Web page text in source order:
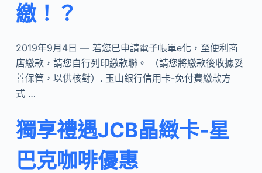
繳！？
2019年9月4日 — 若您已申請電子帳單e化，至便利商
店繳款，請您自行列印繳款聯。 （請您將繳款後收據妥
善保管，以供核對）. 玉山銀行信用卡-免付費繳款方
式 …
獨享禮遇JCB晶緻卡-星
巴克咖啡優惠